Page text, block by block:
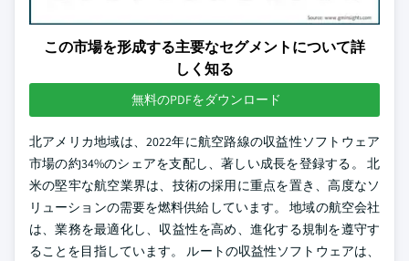
この市場を形成する主要なセグメントについて詳
しく知る
無料のPDFをダウンロード
北アメリカ地域は、2022年に航空路線の収益性ソフトウェア
市場の約34%のシェアを支配し、著しい成長を登録する。 北
米の堅牢な航空業界は、技術の採用に重点を置き、高度なソ
リューションの需要を燃料供給しています。 地域の航空会社
は、業務を最適化し、収益性を高め、進化する規制を遵守す
ることを目指しています。 ルートの収益性ソフトウェアは、